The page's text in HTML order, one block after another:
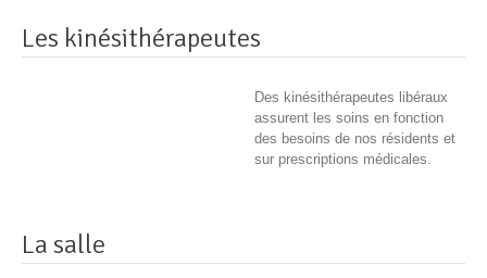
Les kinésithérapeutes
Des kinésithérapeutes libéraux
assurent les soins en fonction
des besoins de nos résidents et
sur prescriptions médicales.
La salle